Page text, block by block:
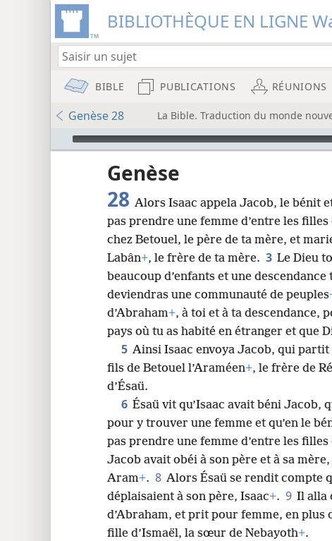
BIBLIOTHÈQUE EN LIGNE
BIBLE PUBLICATIONS RÉUNIONS
Genèse 28 La Bible. Traduction du monde
Audio Player
Genèse
28 Alors Isaac appela Jacob, le bénit
pas prendre une femme d’entre les filles
chez Betouel, le père de ta mère, et
Labân+, le frère de ta mère. 3 Le Dieu
beaucoup d’enfants et une
deviendras une communauté de peuples
d’Abraham+, à toi et à ta descendance,
pays où tu as habité en étranger et que
5 Ainsi Isaac envoya Jacob, qui
fils de Betouel l’Araméen+, le frère de
d’Ésaü.
6 Ésaü vit qu’Isaac avait béni Jacob,
pour y trouver une femme et qu’en le
pas prendre une femme d’entre les filles
Jacob avait obéi à son père et à sa
Aram+. 8 Alors Ésaü se rendit compte
déplaisaient à son père, Isaac+. 9 Il alla
d’Abraham, et prit pour femme, en plus
fille d’Ismaël, la sœur de Nebayoth+.